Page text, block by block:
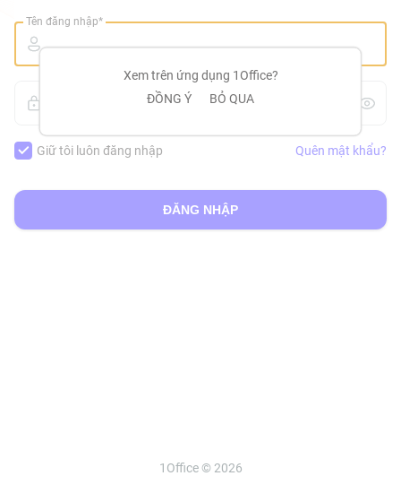
Tên đăng nhập*
Giữ tôi luôn đăng nhập Quên mật khẩu?
ĐĂNG NHẬP
1Office © 2026
Xem trên ứng dụng 1Office?
ĐỒNG Ý
BỎ QUA